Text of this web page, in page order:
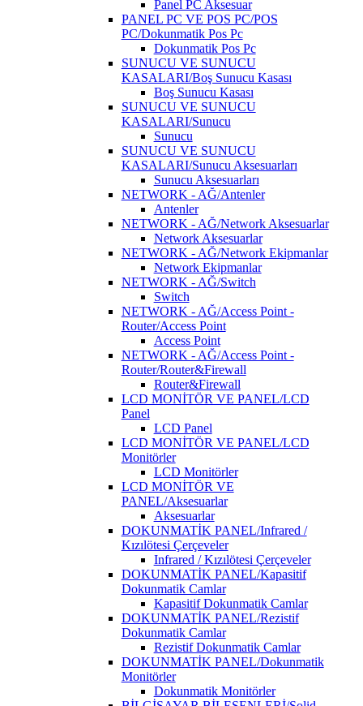
Panel PC Aksesuar
PANEL PC VE POS PC/POS
PC/Dokunmatik Pos Pc
Dokunmatik Pos Pc
SUNUCU VE SUNUCU
KASALARI/Boş Sunucu Kasası
Boş Sunucu Kasası
SUNUCU VE SUNUCU
KASALARI/Sunucu
Sunucu
SUNUCU VE SUNUCU
KASALARI/Sunucu Aksesuarları
Sunucu Aksesuarları
NETWORK - AĞ/Antenler
Antenler
NETWORK - AĞ/Network Aksesuarlar
Network Aksesuarlar
NETWORK - AĞ/Network Ekipmanlar
Network Ekipmanlar
NETWORK - AĞ/Switch
Switch
NETWORK - AĞ/Access Point -
Router/Access Point
Access Point
NETWORK - AĞ/Access Point -
Router/Router&Firewall
Router&Firewall
LCD MONİTÖR VE PANEL/LCD
Panel
LCD Panel
LCD MONİTÖR VE PANEL/LCD
Monitörler
LCD Monitörler
LCD MONİTÖR VE
PANEL/Aksesuarlar
Aksesuarlar
DOKUNMATİK PANEL/Infrared /
Kızılötesi Çerçeveler
Infrared / Kızılötesi Çerçeveler
DOKUNMATİK PANEL/Kapasitif
Dokunmatik Camlar
Kapasitif Dokunmatik Camlar
DOKUNMATİK PANEL/Rezistif
Dokunmatik Camlar
Rezistif Dokunmatik Camlar
DOKUNMATİK PANEL/Dokunmatik
Monitörler
Dokunmatik Monitörler